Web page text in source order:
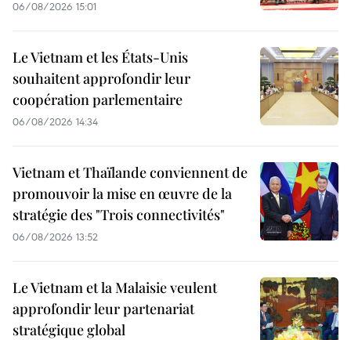
06/08/2026 15:01
Le Vietnam et les États-Unis
souhaitent approfondir leur
coopération parlementaire
06/08/2026 14:34
Vietnam et Thaïlande conviennent de
promouvoir la mise en œuvre de la
stratégie des "Trois connectivités"
06/08/2026 13:52
Le Vietnam et la Malaisie veulent
approfondir leur partenariat
stratégique global